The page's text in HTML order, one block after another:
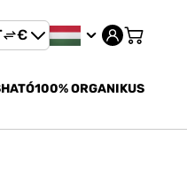
€
100% ORGANIKUS